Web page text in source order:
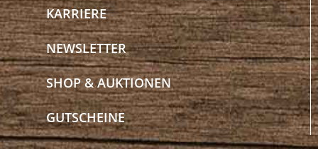
KARRIERE
NEWSLETTER
SHOP & AUKTIONEN
GUTSCHEINE